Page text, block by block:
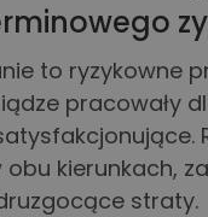
to ryzykowne
pracowały
kierunkach,
straty.